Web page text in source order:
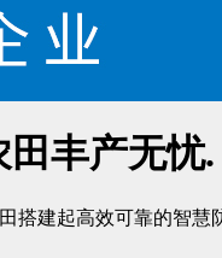
丰产无忧.
搭建起高效可靠的智慧